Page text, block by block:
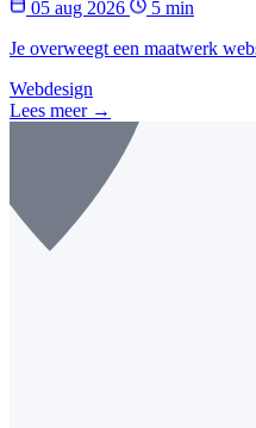
05 aug 2026
5 min
Je overweegt een maatwerk
Webdesign
Lees meer →